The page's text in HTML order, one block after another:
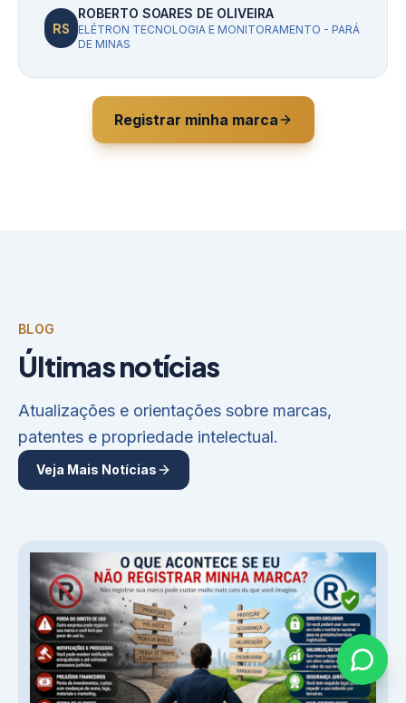
RS
ROBERTO SOARES DE OLIVEIRA
ELÉTRON TECNOLOGIA E MONITORAMENTO - PARÁ
DE MINAS
Registrar minha marca
BLOG
Últimas notícias
Atualizações e orientações sobre marcas,
patentes e propriedade intelectual.
Veja Mais Notícias